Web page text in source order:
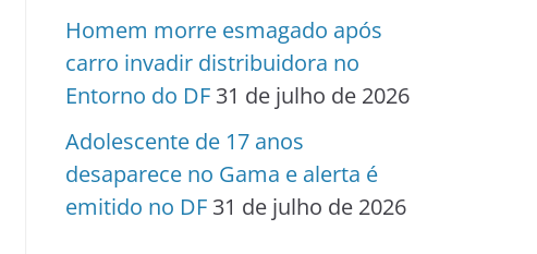
Homem morre esmagado após
carro invadir distribuidora no
Entorno do DF 31 de julho de 2026
Adolescente de 17 anos
desaparece no Gama e alerta é
emitido no DF 31 de julho de 2026